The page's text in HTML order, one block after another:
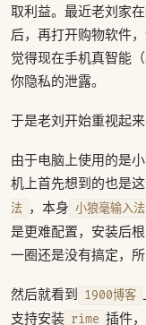
取利益。最近老刘家
后，再打开购物软件
觉得现在手机真智能
你隐私的泄露。
于是老刘开始重视起来
由于电脑上使用的是
机上首先想到的也是
法 ，本身 小狼毫输入法
是更难配置，安装后
一圈还是没有搞定，所
然后就看到 1900博客
支持安装 rime 插件